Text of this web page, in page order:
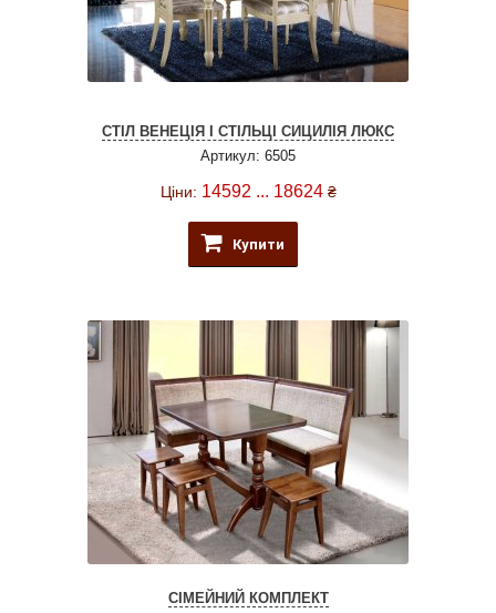
СТІЛ ВЕНЕЦІЯ І СТІЛЬЦІ СИЦИЛІЯ ЛЮКС
Артикул: 6505
Ціни: 14592 ... 18624 ₴
Купити
СІМЕЙНИЙ КОМПЛЕКТ